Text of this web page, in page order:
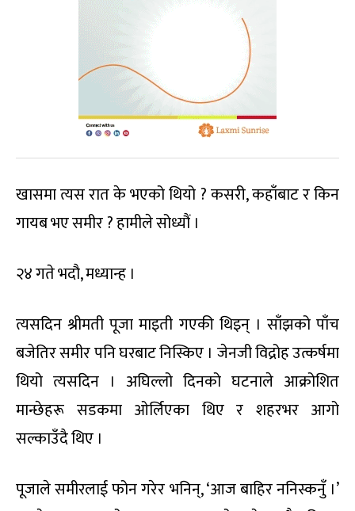
खासमा त्यस रात के भएको थियो ? कसरी, कहाँबाट र किन
गायब भए समीर ? हामीले सोध्यौं ।
२४ गते भदौ, मध्यान्ह ।
त्यसदिन श्रीमती पूजा माइती गएकी थिइन् । साँझको पाँच
बजेतिर समीर पनि घरबाट निस्किए । जेनजी विद्रोह उत्कर्षमा
थियो त्यसदिन । अघिल्लो दिनको घटनाले आक्रो‍शित
मान्छेहरू सडकमा ओर्लिएका थिए र शहरभर आगो
सल्काउँदै थिए ।
पूजाले समीरलाई फोन गरेर भनिन्, ‘आज बाहिर ननिस्कनुँ ।’